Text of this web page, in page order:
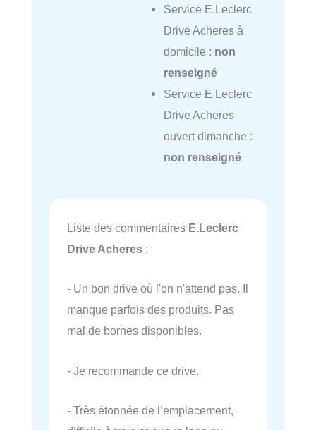
Service E.Leclerc
Drive Acheres à
domicile : non
renseigné
Service E.Leclerc
Drive Acheres
ouvert dimanche :
non renseigné
Liste des commentaires E.Leclerc
Drive Acheres :
- Un bon drive où l'on n'attend pas. Il
manque parfois des produits. Pas
mal de bornes disponibles.
- Je recommande ce drive.
- Très étonnée de l’emplacement,